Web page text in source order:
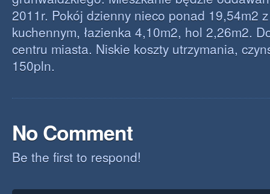
2011r. Pokój dzienny nieco ponad 19,54m2
kuchennym, łazienka 4,10m2, hol 2,26m2.
centru miasta. Niskie koszty utrzymania,
150pln.
No Comment
Be the first to respond!